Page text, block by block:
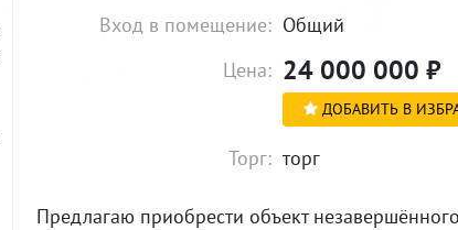
Вход в помещение: Общий
Цена: 24 000 000 ₽
ДОБАВИТЬ В
Торг: торг
Предлагаю приобрести объект незавершённого